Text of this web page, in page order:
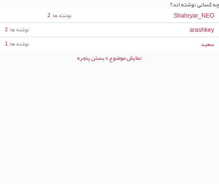
چه کسانی نوشته اند؟
نوشته ها 2 Shahryar_NEO
نوشته ها 2 arashkey
نوشته ها 1
سعید
نمایش موضوع & بستن پنجره